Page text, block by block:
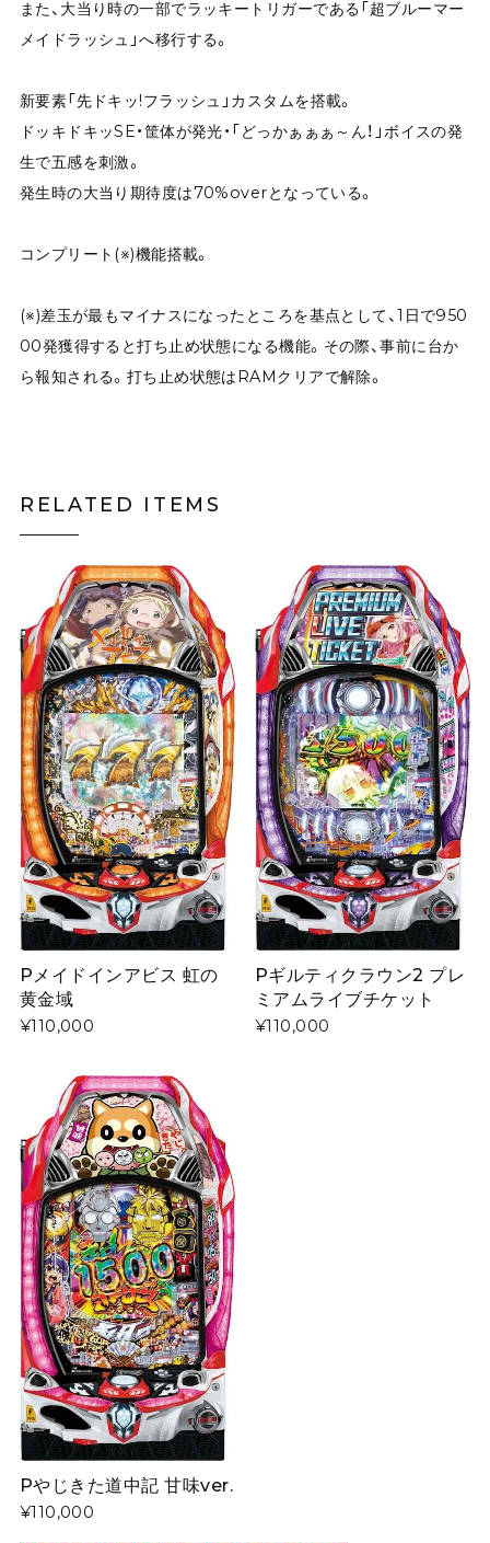
また、大当り時の一部でラッキートリガーである「超ブルーマー
メイドラッシュ」へ移行する。
新要素「先ドキッ!フラッシュ」カスタムを搭載。
ドッキドキッSE・筐体が発光・「どっかぁぁぁ～ん！」ボイスの発
生で五感を刺激。
発生時の大当り期待度は70%overとなっている。
コンプリート(※)機能搭載。
(※)差玉が最もマイナスになったところを基点として、1日で950
00発獲得すると打ち止め状態になる機能。その際、事前に台か
ら報知される。打ち止め状態はRAMクリアで解除。
RELATED ITEMS
Pメイドインアビス 虹の
黄金域
¥110,000
Pギルティクラウン2 プレ
ミアムライブチケット
¥110,000
Pやじきた道中記 甘味ver.
¥110,000